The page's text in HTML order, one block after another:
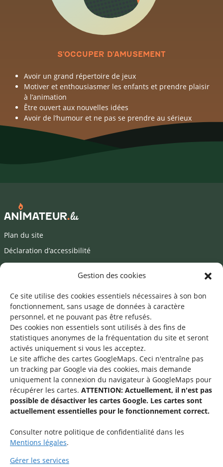
Gestion des cookies
Ce site utilise des cookies essentiels nécessaires à son bon
fonctionnement, sans usage de données à caractère
personnel, et ne pouvant pas être refusés.
Des cookies non essentiels sont utilisés à des fins de
statistiques anonymes de la fréquentation du site et seront
activés uniquement si vous les acceptez.
Le site affiche des cartes GoogleMaps. Ceci n'entraîne pas
un tracking par Google via des cookies, mais demande
uniquement la connexion du navigateur à GoogleMaps pour
récupérer les cartes. ATTENTION: Actuellement, il n'est pas
possible de désactiver les cartes Google. Les cartes sont
actuellement essentielles pour le fonctionnement correct.
Consulter notre politique de confidentialité dans les
Mentions légales.
Gérer les services
S’OCCUPER D’AMUSEMENT
Avoir un grand répertoire de jeux
Motiver et enthousiasmer les enfants et prendre plaisir
à l’animation
Être ouvert aux nouvelles idées
Avoir de l’humour et ne pas se prendre au sérieux
Plan du site
Déclaration d’accessibilité
Mentions légales
Une offre du
Service national de la jeunesse
48-50 rue Charles Martel